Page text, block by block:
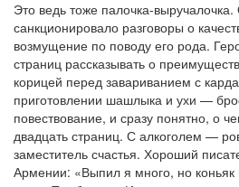
Это ведь тоже палочка-
санкционировало разговоры о
возмущение по поводу его рода.
страниц рассказывать о
корицей перед завариванием с
приготовлении шашлыка и ухи —
повествование, и сразу понятно, о
двадцать страниц. С алкоголем —
заместитель счастья. Хороший
Армении: «Выпил я много, но коньяк